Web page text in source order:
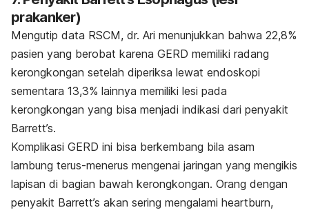
prakanker)
Mengutip data RSCM, dr. Ari menunjukkan bahwa 22,8%
pasien yang berobat karena GERD memiliki radang
kerongkongan setelah diperiksa lewat endoskopi
sementara 13,3% lainnya memiliki lesi pada
kerongkongan yang bisa menjadi indikasi dari penyakit
Barrett’s.
Komplikasi GERD ini bisa berkembang bila asam
lambung terus-menerus mengenai jaringan yang mengikis
lapisan di bagian bawah kerongkongan. Orang dengan
penyakit Barrett’s akan sering mengalami heartburn,